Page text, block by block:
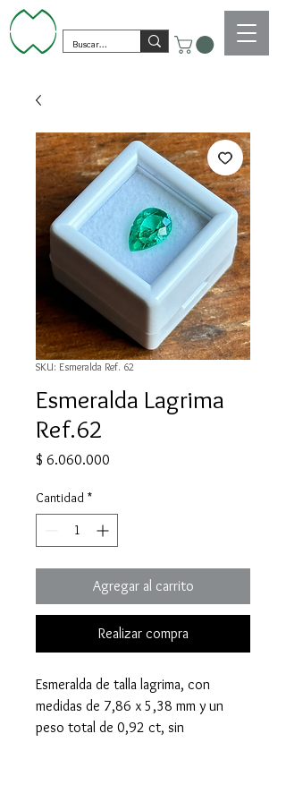
SKU: Esmeralda Ref. 62
Esmeralda Lagrima
Ref.62
$ 6.060.000
Cantidad *
Agregar al carrito
Realizar compra
Esmeralda de talla lagrima, con
medidas de 7,86 x 5,38 mm y un
peso total de 0,92 ct, sin